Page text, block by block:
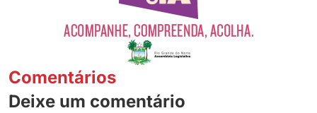
Comentários
Deixe um comentário